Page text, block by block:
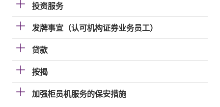
投资服务
发牌事宜（认可机构证券业务员工）
贷款
按揭
加强柜员机服务的保安措施